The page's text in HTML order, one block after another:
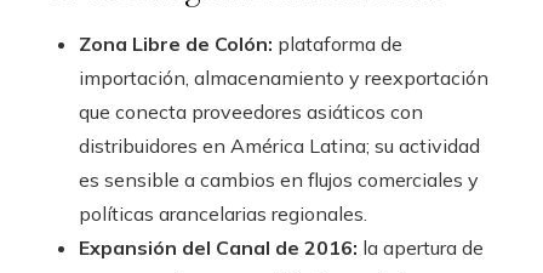
Zona Libre de Colón: plataforma de
importación, almacenamiento y reexportación
que conecta proveedores asiáticos con
distribuidores en América Latina; su actividad
es sensible a cambios en flujos comerciales y
políticas arancelarias regionales.
Expansión del Canal de 2016: la apertura de